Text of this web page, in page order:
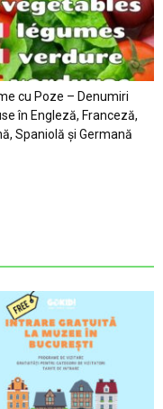
cu Poze – Denumiri
în Engleză, Franceză,
Spaniolă şi Germană